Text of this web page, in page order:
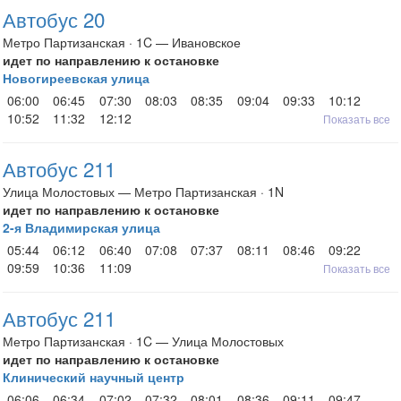
Автобус 20
Метро Партизанская · 1C — Ивановское
идет по направлению к остановке
Новогиреевская улица
06:00
06:45 07:30 08:03 08:35 09:04 09:33
10:12
10:52
11:32 12:12 Показать все
Автобус 211
Улица Молостовых — Метро Партизанская · 1N
идет по направлению к остановке
2-я Владимирская улица
05:44
06:12 06:40 07:08 07:37 08:11 08:46
09:22
09:59
10:36 11:09 Показать все
Автобус 211
Метро Партизанская · 1C — Улица Молостовых
идет по направлению к остановке
Клинический научный центр